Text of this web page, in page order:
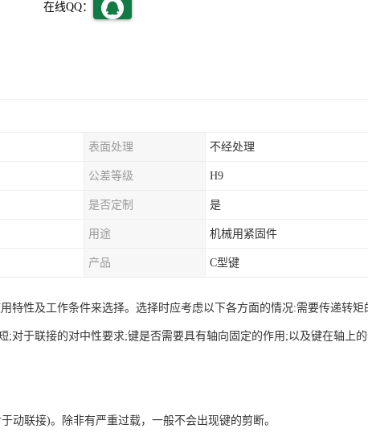
在线QQ：
表面处理 不经处理
公差等级 H9
是否定制 是
用途 机械用紧固件
产品 C型键
特性及工作条件来选择。选择时应考虑以下各方面的情况:需要传递转矩
;对于联接的对中性要求;键是否需要具有轴向固定的作用;以及键在轴上
动联接)。除非有严重过载，一般不会出现键的剪断。